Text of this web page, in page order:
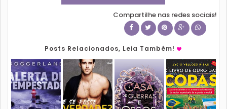
Compartilhe nas redes sociais!
Posts Relacionados, Leia Também!